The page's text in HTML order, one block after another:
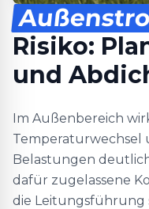
Risiko:
und
Im Außenbereich
Temperaturwechsel
Belastungen
dafür zugelassene
die Leitungsführung